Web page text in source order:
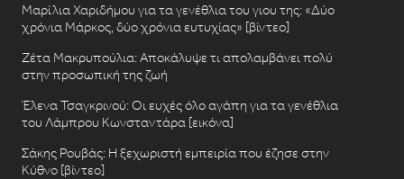
Μαρίλια Χαριδήμου για τα γενέθλια του γιου της: «Δύο
χρόνια Μάρκος, δύο χρόνια ευτυχίας» [βίντεο]
Ζέτα Μακρυπούλια: Αποκάλυψε τι απολαμβάνει πολύ
στην προσωπική της ζωή
Έλενα Τσαγκρινού: Οι ευχές όλο αγάπη για τα γενέθλια
του Λάμπρου Κωνσταντάρα [εικόνα]
Σάκης Ρουβάς: Η ξεχωριστή εμπειρία που έζησε στην
Κύθνο [βίντεο]